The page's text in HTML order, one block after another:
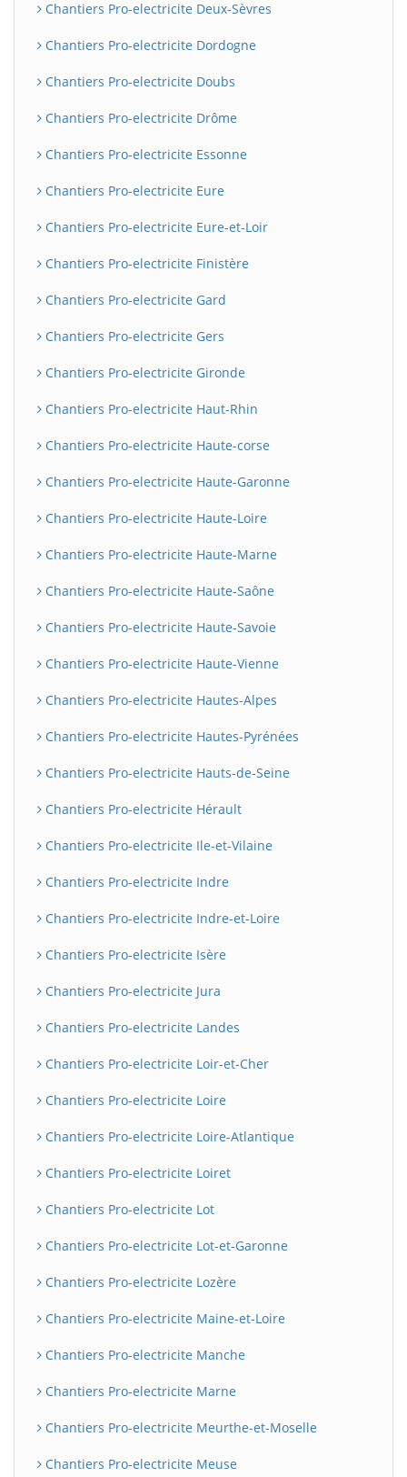
Chantiers Pro-electricite Deux-Sèvres
Chantiers Pro-electricite Dordogne
Chantiers Pro-electricite Doubs
Chantiers Pro-electricite Drôme
Chantiers Pro-electricite Essonne
Chantiers Pro-electricite Eure
Chantiers Pro-electricite Eure-et-Loir
Chantiers Pro-electricite Finistère
Chantiers Pro-electricite Gard
Chantiers Pro-electricite Gers
Chantiers Pro-electricite Gironde
Chantiers Pro-electricite Haut-Rhin
Chantiers Pro-electricite Haute-corse
Chantiers Pro-electricite Haute-Garonne
Chantiers Pro-electricite Haute-Loire
Chantiers Pro-electricite Haute-Marne
Chantiers Pro-electricite Haute-Saône
Chantiers Pro-electricite Haute-Savoie
Chantiers Pro-electricite Haute-Vienne
Chantiers Pro-electricite Hautes-Alpes
Chantiers Pro-electricite Hautes-Pyrénées
Chantiers Pro-electricite Hauts-de-Seine
Chantiers Pro-electricite Hérault
Chantiers Pro-electricite Ile-et-Vilaine
Chantiers Pro-electricite Indre
Chantiers Pro-electricite Indre-et-Loire
Chantiers Pro-electricite Isère
Chantiers Pro-electricite Jura
Chantiers Pro-electricite Landes
Chantiers Pro-electricite Loir-et-Cher
Chantiers Pro-electricite Loire
Chantiers Pro-electricite Loire-Atlantique
Chantiers Pro-electricite Loiret
Chantiers Pro-electricite Lot
Chantiers Pro-electricite Lot-et-Garonne
Chantiers Pro-electricite Lozère
Chantiers Pro-electricite Maine-et-Loire
Chantiers Pro-electricite Manche
Chantiers Pro-electricite Marne
Chantiers Pro-electricite Meurthe-et-Moselle
Chantiers Pro-electricite Meuse